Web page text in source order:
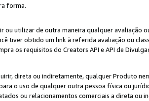
forma.
ou utilizar de outra maneira qualquer avaliação
tiver obtido um link à referida avaliação ou
os requisitos do Creators API e API de
direta ou indiretamente, qualquer Produto
o uso de qualquer outra pessoa física ou
ou relacionamentos comerciais a direta ou